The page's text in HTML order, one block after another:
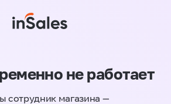
не работает
сотрудник магазина —